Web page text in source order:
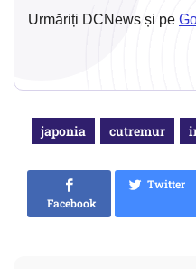
Urmăriți DCNews și pe
japonia cutremur
Facebook
Twitter